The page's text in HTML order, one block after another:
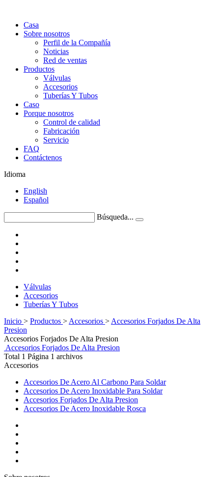
Casa
Sobre nosotros
Perfil de la Compañía
Noticias
Red de ventas
Productos
Válvulas
Accesorios
Tuberías Y Tubos
Caso
Porque nosotros
Control de calidad
Fabricación
Servicio
FAQ
Contáctenos
Idioma
English
Español
Búsqueda...
Válvulas
Accesorios
Tuberías Y Tubos
Inicio > Productos > Accesorios > Accesorios Forjados De Alta
Presion
Accesorios Forjados De Alta Presion
Accesorios Forjados De Alta Presion
Total 1 Página 1 archivos
Accesorios
Accesorios De Acero Al Carbono Para Soldar
Accesorios De Acero Inoxidable Para Soldar
Accesorios Forjados De Alta Presion
Accesorios De Acero Inoxidable Rosca